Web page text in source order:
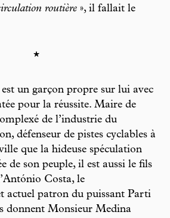
routière », il fallait le
*
un garçon propre sur lui avec
pour la réussite. Maire de
de l’industrie du
défenseur de pistes cyclables à
que la hideuse spéculation
de son peuple, il est aussi le fils
Costa, le
actuel patron du puissant Parti
donnent Monsieur Medina